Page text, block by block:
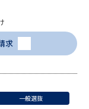
ついて
求
一般選抜